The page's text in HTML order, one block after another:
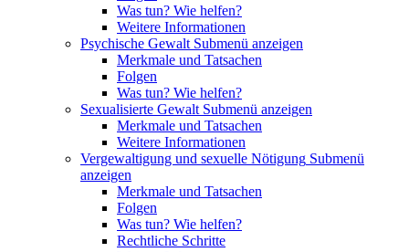
Was tun? Wie helfen?
Weitere Informationen
Psychische Gewalt Submenü anzeigen
Merkmale und Tatsachen
Folgen
Was tun? Wie helfen?
Sexualisierte Gewalt Submenü anzeigen
Merkmale und Tatsachen
Weitere Informationen
Vergewaltigung und sexuelle Nötigung Submenü
anzeigen
Merkmale und Tatsachen
Folgen
Was tun? Wie helfen?
Rechtliche Schritte